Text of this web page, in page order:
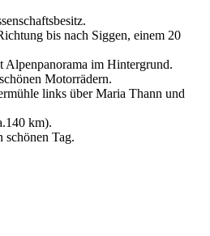
bis nach Siggen, einem 20
Alpenpanorama im Hintergrund.
Motorrädern.
links über Maria Thann und
km).
schönen Tag.